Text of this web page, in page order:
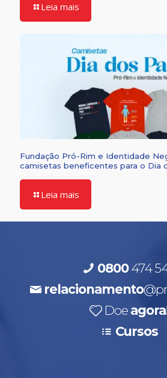
Leia mais
Fundação Pró-Rim e Identidade
camisetas beneficentes para o Dia
Leia mais
0800474
relacionamento
Doe
Cursos